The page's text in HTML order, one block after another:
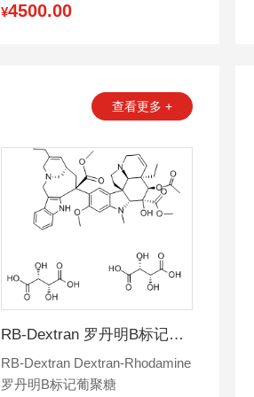
¥4500.00
查看更多 +
RB-Dextran 罗丹明B标记葡聚糖
RB-Dextran Dextran-Rhodamine
罗丹明B标记葡聚糖